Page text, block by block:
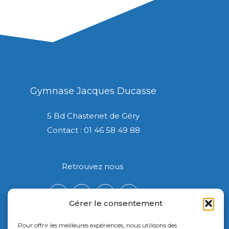
Gérer le consentement
Pour offrir les meilleures expériences, nous utilisons des
Gymnase Jacques Ducasse
5 Bd Chastenet de Géry
Contact : 01 46 58 49 88
Retrouvez nous